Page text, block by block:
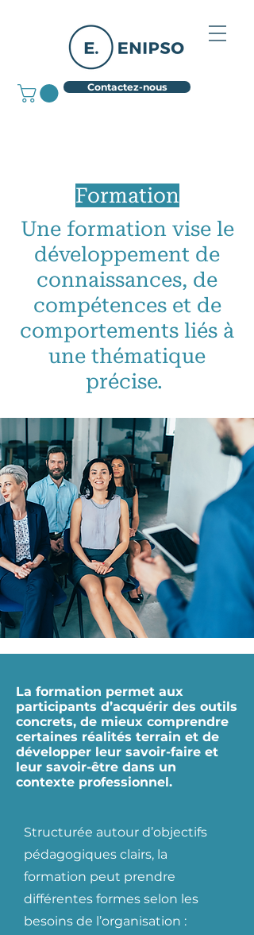
Contactez-nous
Formation
Une formation vise le
développement de
connaissances, de
compétences et de
comportements liés à
une thématique
précise.
La formation permet aux
participants d’acquérir des outils
concrets, de mieux comprendre
certaines réalités terrain et de
développer leur savoir-faire et
leur savoir-être dans un
contexte professionnel.
Structurée autour d’objectifs
pédagogiques clairs, la
formation peut prendre
différentes formes selon les
besoins de l’organisation :